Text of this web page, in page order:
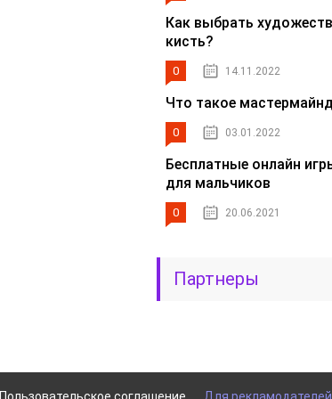
Как выбрать
кисть?
0 14.11.2022
Что такое
0 03.01.2022
Бесплатные онлайн
для мальчиков
0 20.06.2021
Партнеры